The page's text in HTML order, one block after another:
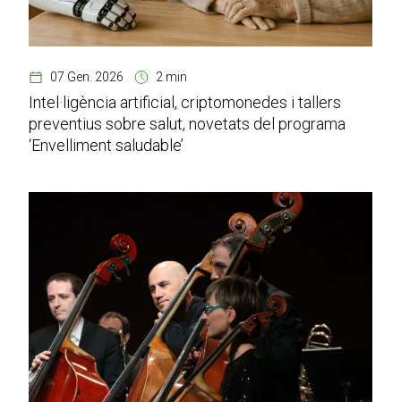
07 Gen. 2026 2 min
Intel·ligència artificial, criptomonedes i tallers
preventius sobre salut, novetats del programa
‘Envelliment saludable’